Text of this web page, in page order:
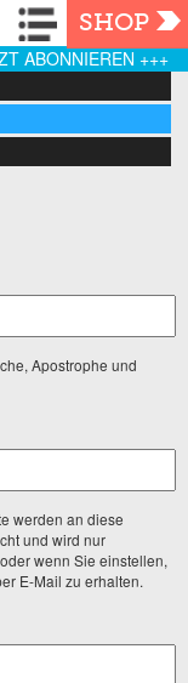
Navigation
SHOP
ABONNIEREN +++
Apostrophe und
werden an diese
und wird nur
wenn Sie einstellen,
E-Mail zu erhalten.